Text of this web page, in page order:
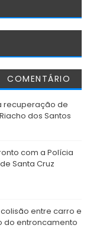
COMENTÁRIO
recuperação de
dos Santos
com a Polícia
Santa Cruz
entre carro e
do entroncamento